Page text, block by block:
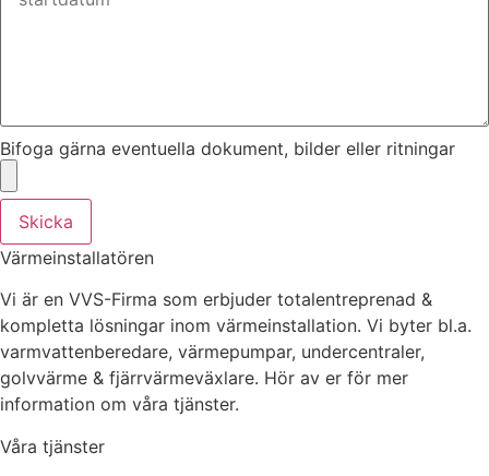
Bifoga gärna eventuella dokument, bilder eller ritningar
Skicka
Värmeinstallatören
Vi är en VVS-Firma som erbjuder totalentreprenad &
kompletta lösningar inom värmeinstallation. Vi byter bl.a.
varmvattenberedare, värmepumpar, undercentraler,
golvvärme & fjärrvärmeväxlare. Hör av er för mer
information om våra tjänster.
Våra tjänster